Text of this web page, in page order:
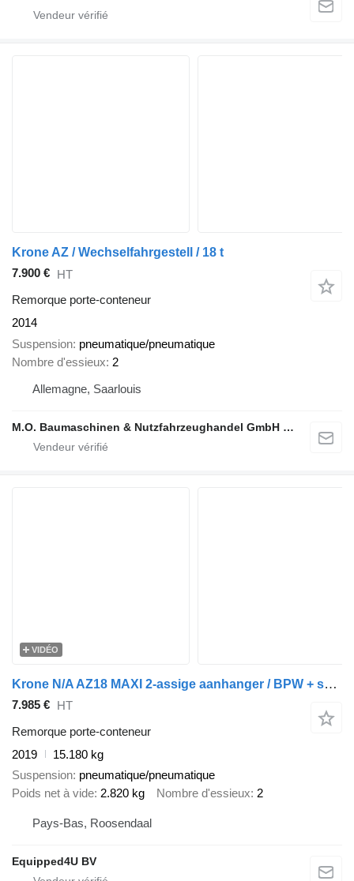
Krone AZ / Wechselfahrgestell / 18 t
7.900 € HT
Remorque porte-conteneur
2014
Suspension pneumatique/pneumatique
Nombre d'essieux 2
Allemagne, Saarlouis
M.O. Baumaschinen & Nutzfahrzeughandel GmbH & CO.
VIDÉO
Krone N/A AZ18 MAXI 2-assige aanhanger / BPW + schijfremmen / 20FT / N
7.985 €
HT
Remorque porte-conteneur
2019
15.180 kg
Suspension pneumatique/pneumatique
Poids net à vide 2.820 kg Nombre d'essieux 2
Pays-Bas, Roosendaal
Equipped4U BV